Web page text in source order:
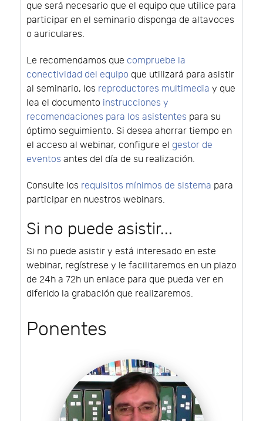
que será necesario que el equipo que utilice para
participar en el seminario disponga de altavoces
o auriculares.
Le recomendamos que compruebe la
conectividad del equipo que utilizará para asistir
al seminario, los reproductores multimedia y que
lea el documento instrucciones y
recomendaciones para los asistentes para su
óptimo seguimiento. Si desea ahorrar tiempo en
el acceso al webinar, configure el gestor de
eventos antes del día de su realización.
Consulte los requisitos mínimos de sistema para
participar en nuestros webinars.
Si no puede asistir...
Si no puede asistir y está interesado en este
webinar, regístrese y le facilitaremos en un plazo
de 24h a 72h un enlace para que pueda ver en
diferido la grabación que realizaremos.
Ponentes